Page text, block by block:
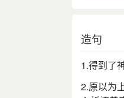
引
近 暗
分字解释
造句
1.得到了
2.原以为